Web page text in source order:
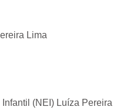
Lima
(NEI) Luíza Pereira